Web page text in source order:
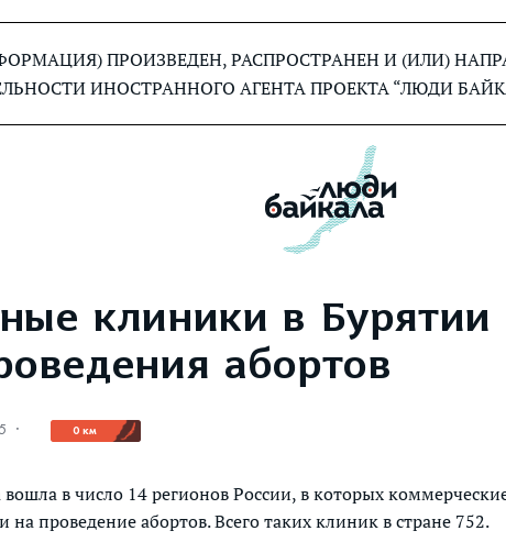
ПРОИЗВЕДЕН, РАСПРОСТРАНЕН И (ИЛИ)
ИНОСТРАННОГО АГЕНТА ПРОЕКТА “ЛЮДИ
клиники в Бурятии
абортов
· 0 км
вошла в число 14 регионов России, в которых
на проведение абортов. Всего таких клиник в стране 752.